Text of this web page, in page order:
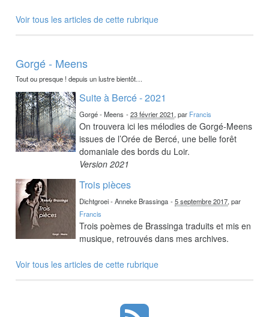
Voir tous les articles de cette rubrique
Gorgé - Meens
Tout ou presque ! depuis un lustre bientôt…
Suite à Bercé - 2021
Gorgé - Meens -23 février 2021, par Francis
On trouvera ici les mélodies de Gorgé-Meens
issues de l’Orée de Bercé, une belle forêt
domaniale des bords du Loir.
Version 2021
Trois pièces
Dichtgroei - Anneke Brassinga -5 septembre 2017, par
Francis
Trois poèmes de Brassinga traduits et mis en
musique, retrouvés dans mes archives.
Voir tous les articles de cette rubrique